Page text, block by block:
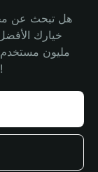
هل تبحث عن
على محفظة Bitget Wallet. ابدأ رحلتك الآن!